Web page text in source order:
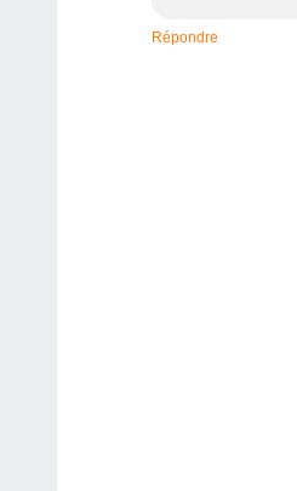
Répondre